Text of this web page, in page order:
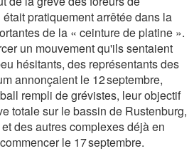
pratiquement arrêtée dans la
de la « ceinture de platine ».
un mouvement qu'ils sentaient
hésitants, des représentants des
annonçaient le 12 septembre,
rempli de grévistes, leur objectif
totale sur le bassin de Rustenburg,
des autres complexes déjà en
le 17 septembre.